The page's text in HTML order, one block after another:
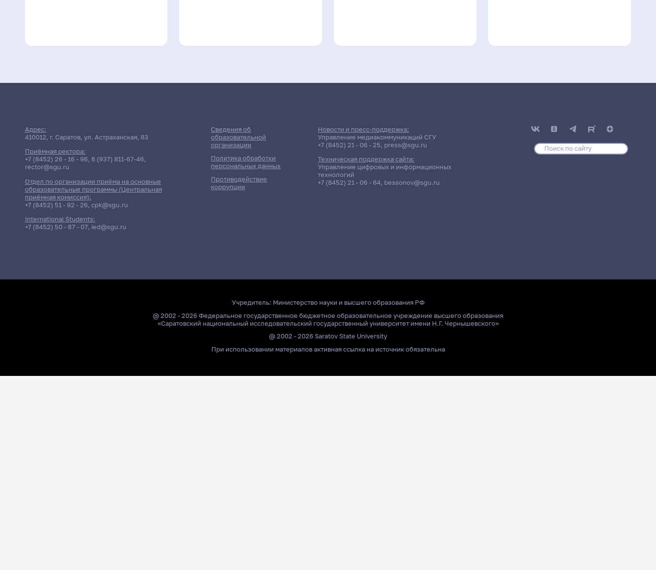
Адрес:
410012, г. Саратов, ул. Астраханская, 83
Приёмная ректора:
+7 (8452) 26 - 16 - 96, 8 (937) 811-67-46,
rector@sgu.ru
Отдел по организации приёма на основные
образовательные программы (Центральная
приёмная комиссия):
+7 (8452) 51 - 92 - 26, cpk@sgu.ru
International Students:
+7 (8452) 50 - 87 - 07, ied@sgu.ru
Сведения об
образовательной
организации
Политика обработки
персональных данных
Противодействие
коррупции
Новости и пресс-поддержка:
Управление медиакоммуникаций СГУ
+7 (8452) 21 - 06 - 25, press@sgu.ru
Техническая поддержка сайта:
Управление цифровых и информационных
технологий
+7 (8452) 21 - 06 - 64, bessonov@sgu.ru
Учредитель: Министерство науки и высшего образования РФ
@ 2002 - 2026 Федеральное государственное бюджетное образовательное учреждение высшего образования
«Саратовский национальный исследовательский государственный университет имени Н.Г. Чернышевского»
@ 2002 - 2026 Saratov State University
При использовании материалов активная ссылка на источник обязательна